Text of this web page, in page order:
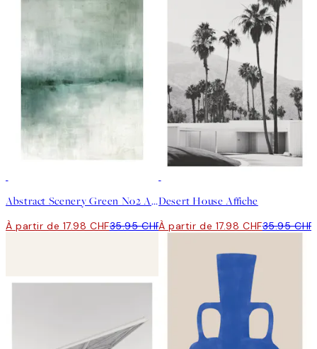
Abstract Scenery Green No2 Affiche
À partir de 17.98 CHF35.95 CHF
Desert House Affiche
À partir de 17.98 CHF35.95 CHF